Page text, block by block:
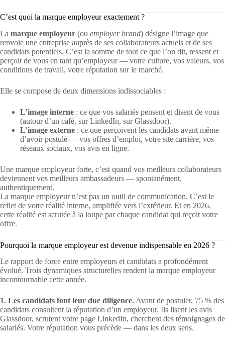
C’est quoi la marque employeur exactement ?
La marque employeur (ou employer brand) désigne l’image que
renvoie une entreprise auprès de ses collaborateurs actuels et de ses
candidats potentiels. C’est la somme de tout ce que l’on dit, ressent et
perçoit de vous en tant qu’employeur — votre culture, vos valeurs, vos
conditions de travail, votre réputation sur le marché.
Elle se compose de deux dimensions indissociables :
L’image interne : ce que vos salariés pensent et disent de vous
(autour d’un café, sur LinkedIn, sur Glassdoor).
L’image externe : ce que perçoivent les candidats avant même
d’avoir postulé — vos offres d’emploi, votre site carrière, vos
réseaux sociaux, vos avis en ligne.
Une marque employeur forte, c’est quand vos meilleurs collaborateurs
deviennent vos meilleurs ambassadeurs — spontanément,
authentiquement.
La marque employeur n’est pas un outil de communication. C’est le
reflet de votre réalité interne, amplifiée vers l’extérieur. Et en 2026,
cette réalité est scrutée à la loupe par chaque candidat qui reçoit votre
offre.
Pourquoi la marque employeur est devenue indispensable en 2026 ?
Le rapport de force entre employeurs et candidats a profondément
évolué. Trois dynamiques structurelles rendent la marque employeur
incontournable cette année.
1. Les candidats font leur due diligence. Avant de postuler, 75 % des
candidats consultent la réputation d’un employeur. Ils lisent les avis
Glassdoor, scrutent votre page LinkedIn, cherchent des témoignages de
salariés. Votre réputation vous précède — dans les deux sens.